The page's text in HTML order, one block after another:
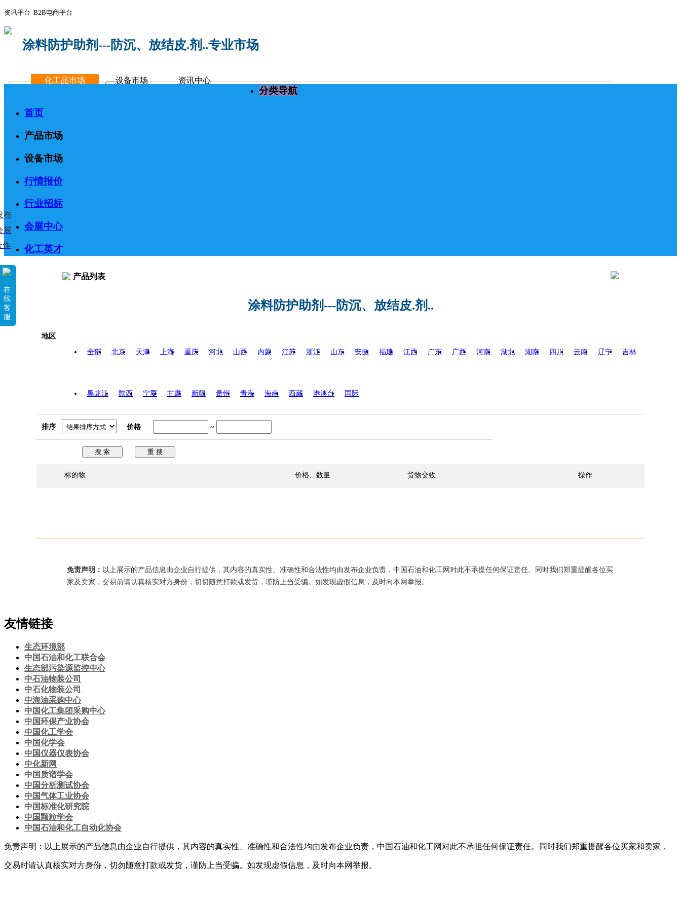
资讯平台 B2B电商平台
涂料防护助剂---防沉、放结皮.剂..专业市场
化工品市场 设备市场 资讯中心
分类导航
首页
产品市场
设备市场
行情报价
行业招标
会展中心
化工英才
布
展
作
在
线
客
服
产品列表
涂料防护助剂---防沉、放结皮.剂..
地区
全部 北京 天津 上海 重庆 河北 山西 内蒙 江苏 浙江 山东 安徽 福建 江西 广东 广西 河南 湖北 湖南 四川 云南 辽宁 吉林
黑龙江 陕西 宁夏 甘肃 新疆 贵州 青海 海南 西藏 港澳台 国际
排序 价格 ~
标的物 价格、数量 货物交收 操作
免责声明： 以上展示的产品信息由企业自行提供，其内容的真实性、准确性和合法性均由发布企业负责，中国石油和化工网对此不承提任何保证责任。同时我们郑重提醒各位买
家及卖家，交易前请认真核实对方身份，切切随意打款或发货，谨防上当受骗。如发现虚假信息，及时向本网举报。
友情链接
生态环境部
中国石油和化工联合会
生态部污染源监控中心
中石油物装公司
中石化物装公司
中海油采购中心
中国化工集团采购中心
中国环保产业协会
中国化工学会
中国化学会
中国仪器仪表协会
中化新网
中国质谱学会
中国分析测试协会
中国气体工业协会
中国标准化研究院
中国颗粒学会
中国石油和化工自动化协会
免责声明：以上展示的产品信息由企业自行提供，其内容的真实性、准确性和合法性均由发布企业负责，中国石油和化工网对此不承担任何保证责任。同时我们郑重提醒各位买家和卖家，
交易时请认真核实对方身份，切勿随意打款或发货，谨防上当受骗。如发现虚假信息，及时向本网举报。